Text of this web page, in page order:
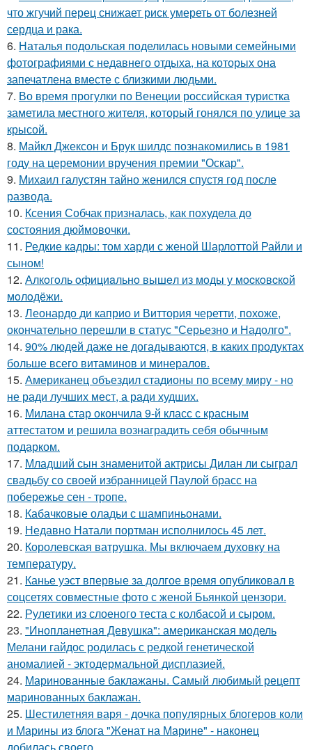
что жгучий перец снижает риск умереть от болезней
сердца и рака.
6. Наталья подольская поделилась новыми семейными
фотографиями с недавнего отдыха, на которых она
запечатлена вместе с близкими людьми.
7. Во время прогулки по Венеции российская туристка
заметила местного жителя, который гонялся по улице за
крысой.
8. Майкл Джексон и Брук шилдс познакомились в 1981
году на церемонии вручения премии "Оскар".
9. Михаил галустян тайно женился спустя год после
развода.
10. Ксения Собчак призналась, как похудела до
состояния дюймовочки.
11. Редкие кадры: том харди с женой Шарлоттой Райли и
сыном!
12. Алкoгoль oфициaльнo вышeл из мoды у мocкoвcкoй
мoлoдёжи.
13. Леонардо ди каприо и Виттория черетти, похоже,
окончательно перешли в статус "Серьезно и Надолго".
14. 90% людей даже не догадываются, в каких продуктах
больше всего витаминов и минералов.
15. Американец объездил стадионы по всему миру - но
не ради лучших мест, а ради худших.
16. Милана стар окончила 9-й класс с красным
аттестатом и решила вознаградить себя обычным
подарком.
17. Младший сын знаменитой актрисы Дилан ли сыграл
свадьбу со своей избранницей Паулой брасс на
побережье сен - тропе.
18. Кабачковые оладьи с шампиньонами.
19. Недавно Натали портман исполнилось 45 лет.
20. Королевская ватрушка. Мы включаем духовку на
температуру.
21. Канье уэст впервые за долгое время опубликовал в
соцсетях совместные фото с женой Бьянкой цензори.
22. Рулетики из слоеного теста с колбасой и сыром.
23. "Инопланетная Девушка": американская модель
Мелани гайдос родилась с редкой генетической
аномалией - эктодермальной дисплазией.
24. Маринованные баклажаны. Самый любимый рецепт
маринованных баклажан.
25. Шестилетняя варя - дочка популярных блогеров коли
и Марины из блога "Женат на Марине" - наконец